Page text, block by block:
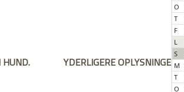
O
T
F
L
S
M
T
O